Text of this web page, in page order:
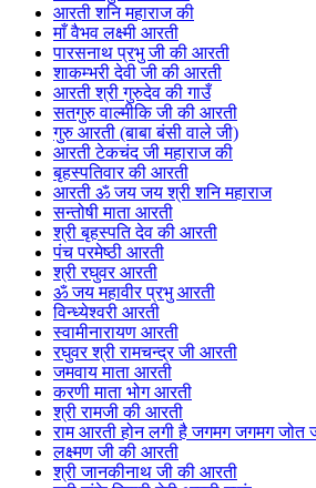
आरती शनि महाराज की
माँ वैभव लक्ष्मी आरती
पारसनाथ प्रभु जी की आरती
शाकम्भरी देवी जी की आरती
आरती श्री गुरुदेव की गाउँ
सतगुरु वाल्मीकि जी की आरती
गुरु आरती (बाबा बंसी वाले जी)
आरती टेकचंद जी महाराज की
बृहस्पतिवार की आरती
आरती ॐ जय जय श्री शनि महाराज
सन्तोषी माता आरती
श्री बृहस्पति देव की आरती
पंच परमेष्ठी आरती
श्री रघुवर आरती
ॐ जय महावीर प्रभु आरती
विन्ध्येश्वरी आरती
स्वामीनारायण आरती
रघुवर श्री रामचन्द्र जी आरती
जमवाय माता आरती
करणी माता भोग आरती
श्री रामजी की आरती
राम आरती होन लगी है जगमग जगमग जोत
लक्ष्मण जी की आरती
श्री जानकीनाथ जी की आरती